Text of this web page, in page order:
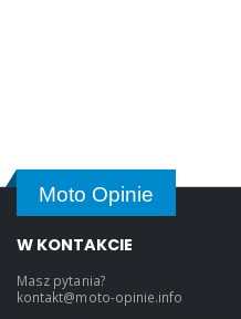
Moto Opinie
W KONTAKCIE
Masz pytania?
kontakt@moto-opinie.info